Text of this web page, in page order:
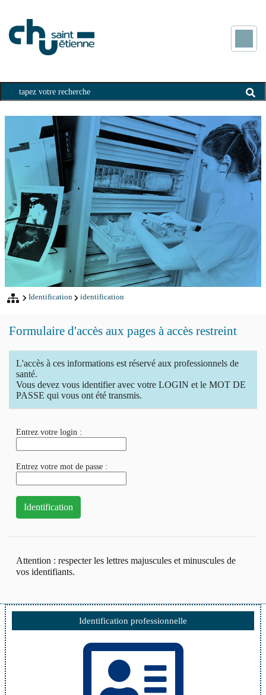
Identification identification
Identification professionnelle
Formulaire d'accès aux pages à accès restreint
L'accès à ces informations est réservé aux professionnels de
santé.
Vous devez vous identifier avec votre LOGIN et le MOT DE
PASSE qui vous ont été transmis.
Entrez votre login :
Entrez votre mot de passe :
Attention : respecter les lettres majuscules et minuscules de
vos identifiants.